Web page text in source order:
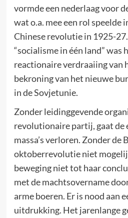
vormde een nederlaag voor
wat o.a. mee een rol speelde
Chinese revolutie in 1925-
“socialisme in één land” was
reactionaire verdraaiing van
bekroning van het nieuwe
in de Sovjetunie.
Zonder leidinggevende
revolutionaire partij, gaat de
massa’s verloren. Zonder de
oktoberrevolutie niet
beweging niet tot haar
met de machtsovername
arme boeren. Er is nood aan
uitdrukking. Het jarenlange